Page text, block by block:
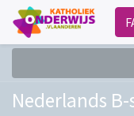
Nederlands